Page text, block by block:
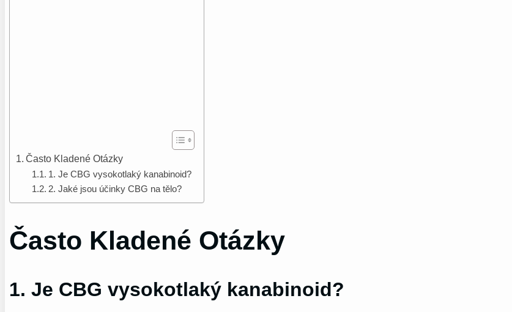
Často Kladené Otázky
1. Je CBG vysokotlaký kanabinoid?
2. Jaké jsou účinky CBG na tělo?
Často Kladené Otázky
1. Je CBG vysokotlaký kanabinoid?